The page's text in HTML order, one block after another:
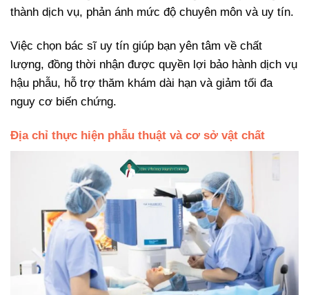
thành dịch vụ, phản ánh mức độ chuyên môn và uy tín.
Việc chọn bác sĩ uy tín giúp bạn yên tâm về chất
lượng, đồng thời nhận được quyền lợi bảo hành dịch vụ
hậu phẫu, hỗ trợ thăm khám dài hạn và giảm tối đa
nguy cơ biến chứng.
Địa chỉ thực hiện phẫu thuật và cơ sở vật chất